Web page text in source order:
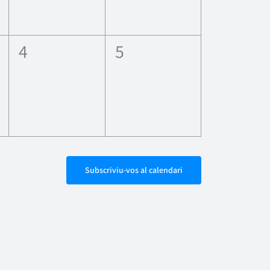
0
4
0
5
Subscriviu-vos al calendari